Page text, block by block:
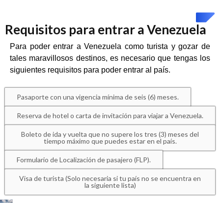
Requisitos para entrar a Venezuela
Para poder entrar a Venezuela como turista y gozar de
tales maravillosos destinos, es necesario que tengas los
siguientes requisitos para poder entrar al país.
Pasaporte con una vigencia mínima de seis (6) meses.
Reserva de hotel o carta de invitación para viajar a Venezuela.
Boleto de ida y vuelta que no supere los tres (3) meses del
tiempo máximo que puedes estar en el país.
Formulario de Localización de pasajero (FLP).
Visa de turista (Solo necesaria si tu país no se encuentra en
la siguiente lista)